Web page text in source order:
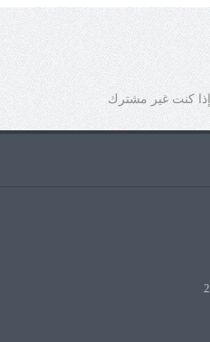
إذا كنت غير مشترك